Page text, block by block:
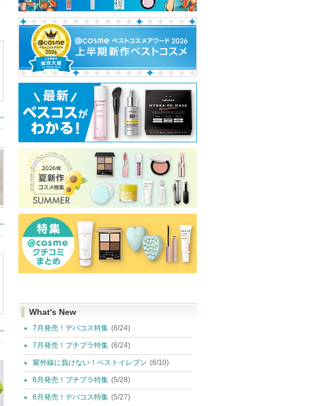
What's New
7月発売！デパコス特集 (6/24)
7月発売！プチプラ特集 (6/24)
紫外線に負けない！ベストイレブン (6/10)
6月発売！プチプラ特集 (5/28)
6月発売！デパコス特集 (5/27)